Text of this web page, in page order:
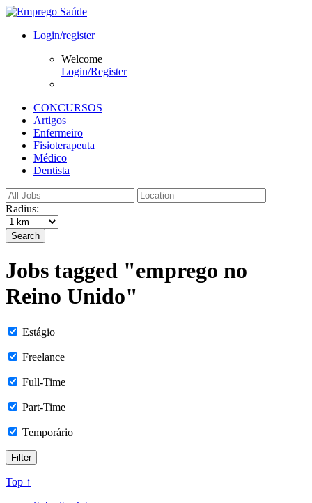
Login/register
Welcome
Login/Register
CONCURSOS
Artigos
Enfermeiro
Fisioterapeuta
Médico
Dentista
Radius:
Search
Jobs tagged "emprego no
Reino Unido"
Estágio
Freelance
Full-Time
Part-Time
Temporário
Top ↑